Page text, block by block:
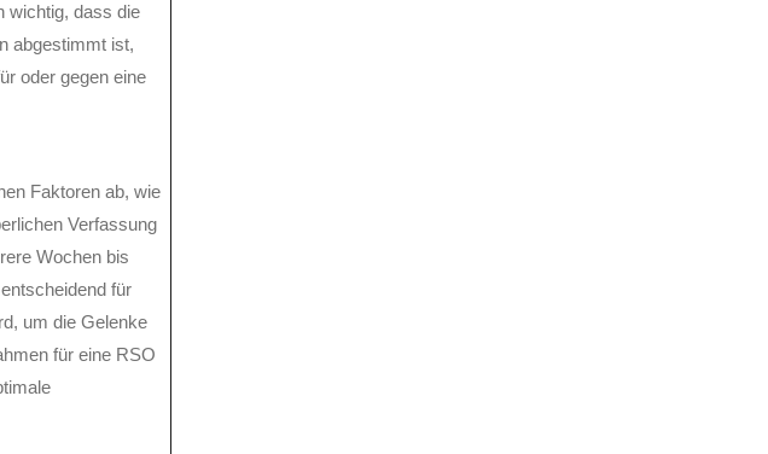
wichtig, dass die
abgestimmt ist,
oder gegen eine
Faktoren ab, wie
Verfassung
Wochen bis
für
um die Gelenke
für eine RSO